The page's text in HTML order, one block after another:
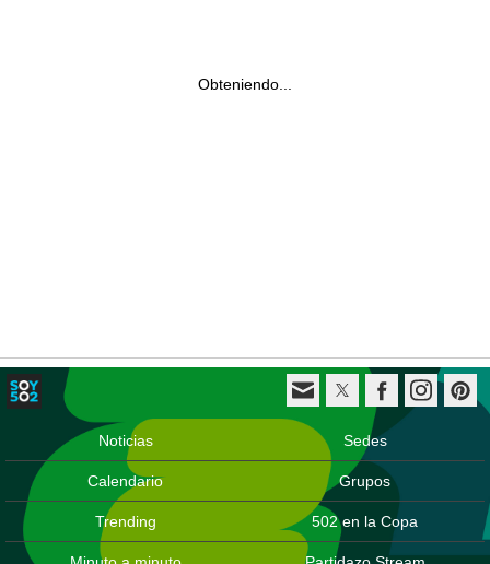
Obteniendo...
Noticias Sedes
Calendario Grupos
Trending 502 en la Copa